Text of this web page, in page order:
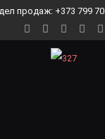
продаж: +373 799 70